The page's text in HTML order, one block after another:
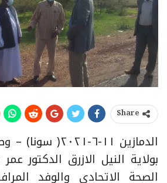
Share
الدمازين ١١-٦-
بولاية النيل الازرق الدكتور
الصحة الاتحادي والوفد